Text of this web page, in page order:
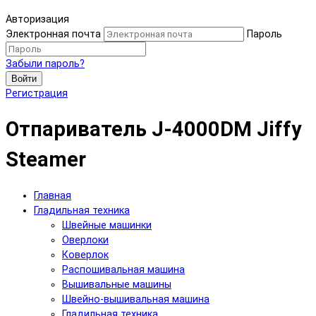
Авторизация
Электронная почта
Пароль
Забыли пароль?
Войти
Регистрация
Отпариватель J-4000DM Jiffy
Steamer
Главная
Гладильная техника
Швейные машинки
Оверлоки
Коверлок
Распошивальная машина
Вышивальные машины
Швейно-вышивальная машина